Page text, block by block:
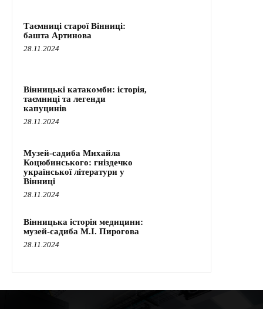
Таємниці старої Вінниці:
башта Артинова
28.11.2024
Вінницькі катакомби: історія,
таємниці та легенди
капуцинів
28.11.2024
Музей-садиба Михайла
Коцюбинського: гніздечко
української літератури у
Вінниці
28.11.2024
Вінницька історія медицини:
музей-садиба М.І. Пирогова
28.11.2024